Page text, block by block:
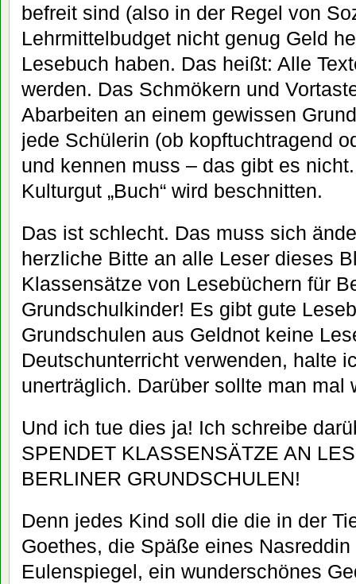
befreit sind (also in der Regel von
Lehrmittelbudget nicht genug Geld
Lesebuch haben. Das heißt: Alle
werden. Das Schmökern und
Abarbeiten an einem gewissen
jede Schülerin (ob kopftuchtragend
und kennen muss – das gibt es
Kulturgut „Buch“ wird beschnitten.
Das ist schlecht. Das muss sich
herzliche Bitte an alle Leser dieses
Klassensätze von Lesebüchern für
Grundschulkinder! Es gibt gute
Grundschulen aus Geldnot keine
Deutschunterricht verwenden, halte
unerträglich. Darüber sollte man mal
Und ich tue dies ja! Ich schreibe
SPENDET KLASSENSÄTZE AN
BERLINER GRUNDSCHULEN!
Denn jedes Kind soll die die in der
Goethes, die Späße eines
Eulenspiegel, ein wunderschönes